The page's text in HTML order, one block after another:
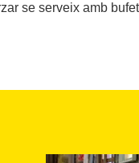
se serveix amb